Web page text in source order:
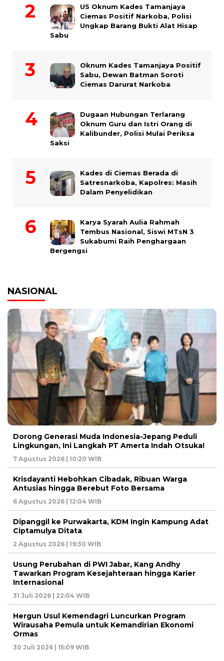
US Oknum Kades Tamanjaya
Ciemas Positif Narkoba, Polisi
Ungkap Barang Bukti Alat Hisap
Sabu
Oknum Kades Tamanjaya Positif
Sabu, Dewan Batman Soroti
Ciemas Darurat Narkoba
Dugaan Hubungan Terlarang
Oknum Guru dan Istri Orang di
Kalibunder, Polisi Mulai Periksa
Saksi
Kades di Ciemas Berada di
Satresnarkoba, Kapolres: Masih
Dalam Penyelidikan
Karya Syarah Aulia Rahmah
Tembus Nasional, Siswi MTsN 3
Sukabumi Raih Penghargaan
Bergengsi
NASIONAL
Dorong Generasi Muda Indonesia-Jepang Peduli
Lingkungan, Ini Langkah PT Amerta Indah Otsuka!
7 Agustus 2026 | 10:20 WIB
Krisdayanti Hebohkan Cibadak, Ribuan Warga
Antusias hingga Berebut Foto Bersama
6 Agustus 2026 | 12:04 WIB
Dipanggil ke Purwakarta, KDM Ingin Kampung Adat
Ciptamulya Ditata
2 Agustus 2026 | 19:30 WIB
Usung Perubahan di PWI Jabar, Kang Andhy
Tawarkan Program Kesejahteraan hingga Karier
Internasional
31 Juli 2026 | 22:04 WIB
Hergun Usul Kemendagri Luncurkan Program
Wirausaha Pemula untuk Kemandirian Ekonomi
Ormas
30 Juli 2026 | 15:09 WIB